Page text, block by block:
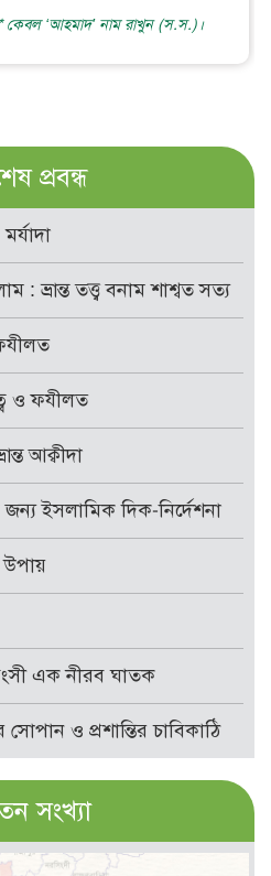
কেবল ‘আহমাদ’ নাম রাখুন (স.স.)।
প্রবন্ধ
: ভ্রান্ত তত্ত্ব বনাম শাশ্বত সত্য
ও ফযীলত
আক্বীদা
জন্য ইসলামিক দিক-নির্দেশনা
উপায়
এক নীরব ঘাতক
সোপান ও প্রশান্তির চাবিকাঠি
সংখ্যা